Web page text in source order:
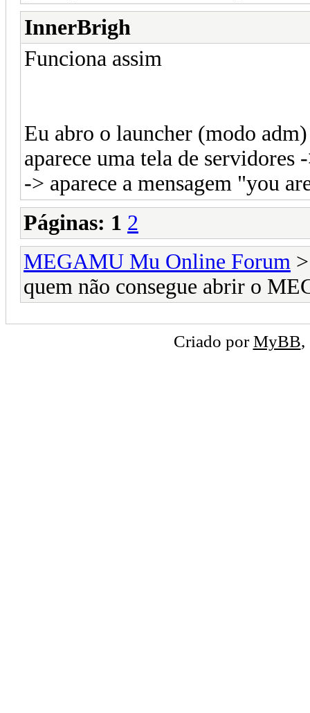
InnerBrigh
Funciona assim
Eu abro o launcher (modo
aparece uma tela de
-> aparece a mensagem "you
Páginas: 1 2
MEGAMU Mu Online Forum
quem não consegue abrir o
Criado porMyBB,